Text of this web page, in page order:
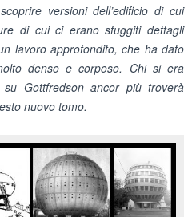
versioni dell’edificio di cui
di cui ci erano sfuggiti dettagli
lavoro approfondito, che ha dato
denso e corposo. Chi si era
su Gottfredson ancor più troverà
nuovo tomo.